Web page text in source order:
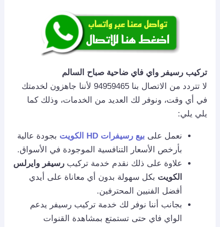
تركيب رسيفر واي فاي ضاحية صباح السالم
لا تتردد من الاتصال بنا 94959465 لأننا جاهزون لخدمتك
في أي وقت، ونوفر لك العديد من الخدمات، وذلك كما
يلي يلي:
نعمل على بيع رسيفرات HD الكويت
بجودة عالية
بأرخص الأسعار التنافسية الموجودة في الأسواق.
علاوة على ذلك نقدم خدمة تركيبرسيفر وايرلس
الكويت بكل سهولة بدون أي معاناة على أيدي
أفضل الفنيين المحترفين.
بجانب أننا نوفر لك خدمة تركيب رسيفر يدعم
الواي فاي حتى تستمتع بمشاهدة القنوات